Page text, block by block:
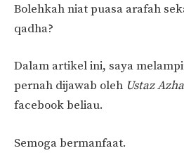
Bolehkah niat puasa arafah
qadha?
Dalam artikel ini, saya
pernah dijawab oleh Ustaz
facebook beliau.
Semoga bermanfaat.